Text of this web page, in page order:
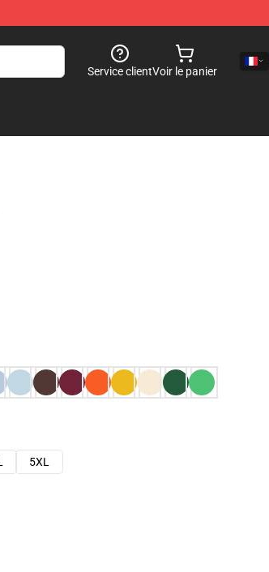
Service clientVoir le panier
5XL